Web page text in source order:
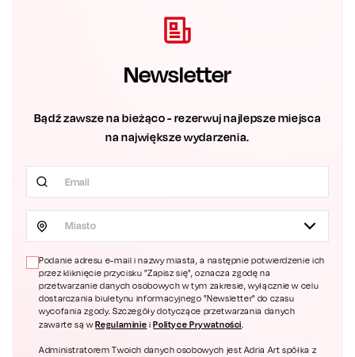
Newsletter
Bądź zawsze na bieżąco - rezerwuj najlepsze miejsca
na największe wydarzenia.
Miasto
Podanie adresu e-mail i nazwy miasta, a następnie potwierdzenie ich
przez kliknięcie przycisku "Zapisz się", oznacza zgodę na
przetwarzanie danych osobowych w tym zakresie, wyłącznie w celu
dostarczania biuletynu informacyjnego "Newsletter" do czasu
wycofania zgody. Szczegóły dotyczące przetwarzania danych
zawarte są wRegulaminie i Polityce Prywatności.
Administratorem Twoich danych osobowych jest Adria Art spółka z